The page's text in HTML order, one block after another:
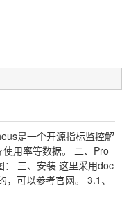
是一个开源指标监控解
用率等数据。 二、Pro
： 三、安装 这里采用doc
可以参考官网。 3.1、